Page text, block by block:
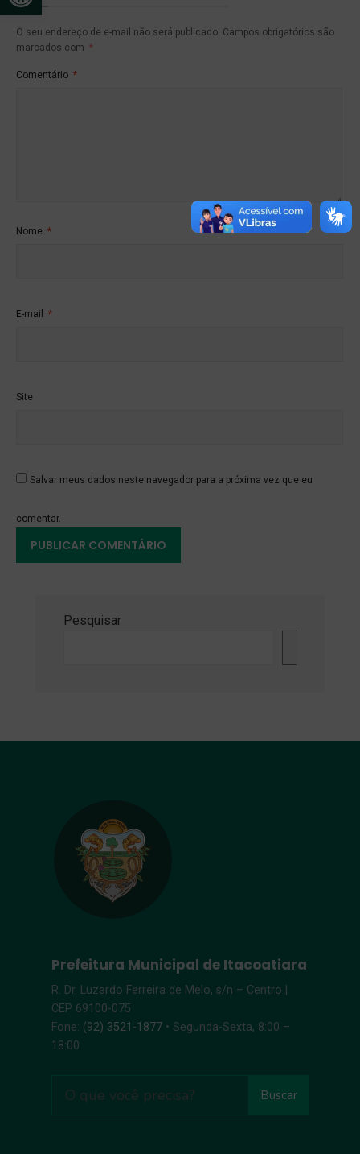
O seu endereço de e-mail não será publicado. Campos obrigatórios são
marcados com *
Comentário *
Nome *
E-mail *
Site
Salvar meus dados neste navegador para a próxima vez que eu
comentar.
Pesquisar
Prefeitura Municipal de Itacoatiara
R. Dr. Luzardo Ferreira de Melo, s/n – Centro |
CEP 69100-075
Fone: (92) 3521-1877 • Segunda-Sexta, 8:00 –
18:00
Buscar